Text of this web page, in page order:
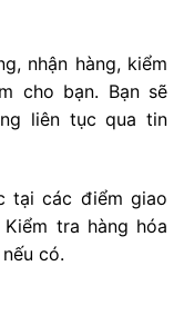
nhận hàng, kiểm
cho bạn. Bạn sẽ
liên tục qua tin
tại các điểm giao
tra hàng hóa
có.